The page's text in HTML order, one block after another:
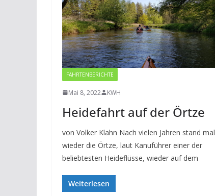
FAHRTENBERICHTE
Mai 8, 2022 KWH
Heidefahrt auf der Örtze
von Volker Klahn Nach vielen Jahren stand mal
wieder die Örtze, laut Kanuführer einer der
beliebtesten Heideflüsse, wieder auf dem
Weiterlesen